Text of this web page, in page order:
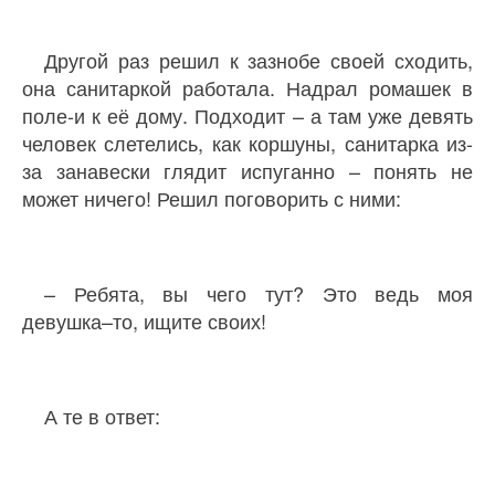
Другой раз решил к зазнобе своей сходить,
она санитаркой работала. Надрал ромашек в
поле-и к её дому. Подходит – а там уже девять
человек слетелись, как коршуны, санитарка из-
за занавески глядит испуганно – понять не
может ничего! Решил поговорить с ними:
– Ребята, вы чего тут? Это ведь моя
девушка–то, ищите своих!
А те в ответ: